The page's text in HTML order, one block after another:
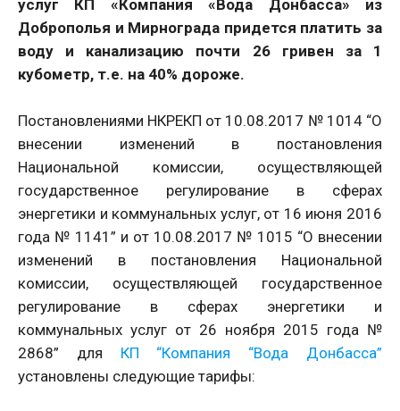
услуг КП «Компания «Вода Донбасса» из
Доброполья и Мирнограда придется платить за
воду и канализацию почти 26 гривен за 1
кубометр, т.е. на 40% дороже.
Постановлениями НКРЕКП от 10.08.2017 № 1014 “О
внесении изменений в постановления
Национальной комиссии, осуществляющей
государственное регулирование в сферах
энергетики и коммунальных услуг, от 16 июня 2016
года № 1141” и от 10.08.2017 № 1015 “О внесении
изменений в постановления Национальной
комиссии, осуществляющей государственное
регулирование в сферах энергетики и
коммунальных услуг от 26 ноября 2015 года №
2868” для КП “Компания “Вода Донбасса”
установлены следующие тарифы: